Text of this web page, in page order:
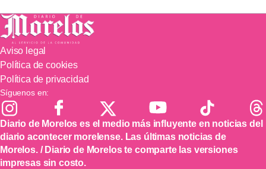
Aviso legal
Política de cookies
Política de privacidad
Síguenos en:
Diario de Morelos es el medio más influyente en noticias del
diario acontecer morelense. Las últimas noticias de
Morelos. / Diario de Morelos te comparte las versiones
impresas sin costo.